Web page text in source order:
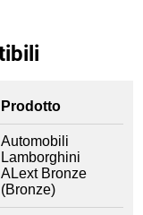
Prodotto
Automobili
Lamborghini
ALext Bronze
(Bronze)